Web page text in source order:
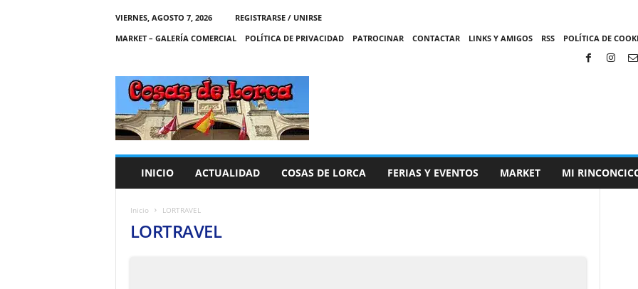
VIERNES, AGOSTO 7, 2026
REGISTRARSE / UNIRSE
MARKET – GALERÍA COMERCIAL
POLÍTICA DE PRIVACIDAD PATROCINAR CONTACTAR LINKS Y AMIGOS RSS POLÍTICA DE
C
A
S
INICIO ACTUALIDAD COSAS DE LORCA FERIAS Y EVENTOS MARKET MI
Inicio LORTRAVEL
LORTRAVEL